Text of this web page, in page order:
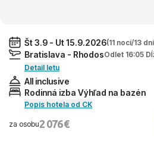
Št 3.9 - Ut 15.9.2026(11 nocí/13
Bratislava - RhodosOdlet 16:05
Detail letu
All inclusive
Rodinná izba Výhľad na bazén
Popis hotela od CK
za osobu2 076 €